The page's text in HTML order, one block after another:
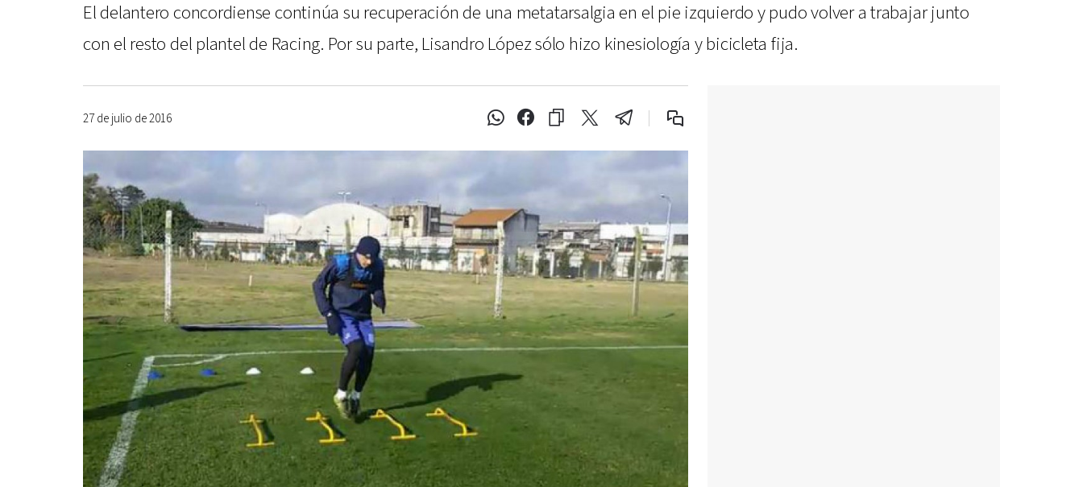
El delantero concordiense continúa su recuperación de una metatarsalgia en el pie izquierdo y pudo volver a trabajar junto
con el resto del plantel de Racing. Por su parte, Lisandro López sólo hizo kinesiología y bicicleta fija.
27 de julio de 2016